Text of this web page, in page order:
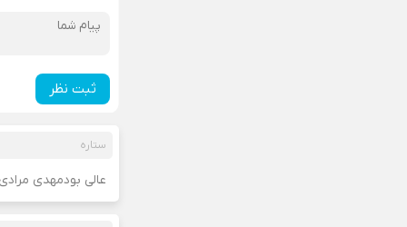
ثبت نظر
ستاره
عالی بودمهدی